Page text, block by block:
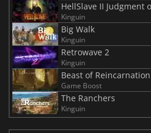
HellSlave II Judgment
Kinguin
Big Walk
Kinguin
Retrowave 2
Kinguin
Beast of Reincarnation
Game Boost
The Ranchers
Kinguin